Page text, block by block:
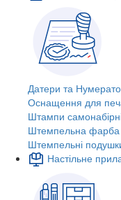
Датери та
Оснащення для
Штампи
Штемпельна фарба
Штемпельні
Настільне